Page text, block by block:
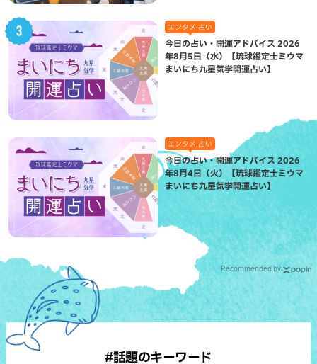
エンタメ,占い
今日の占い・開運アドバイス 2026
年8月5日（水）【琉球鑑定士ミウマ
まいにち九星気学開運占い】
エンタメ,占い
今日の占い・開運アドバイス 2026
年8月4日（火）【琉球鑑定士ミウマ
まいにち九星気学開運占い】
Recommended by
#話題のキーワード